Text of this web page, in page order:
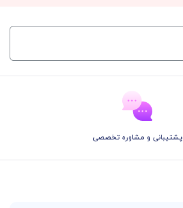
پشتیبانی و مشاوره تخصصی